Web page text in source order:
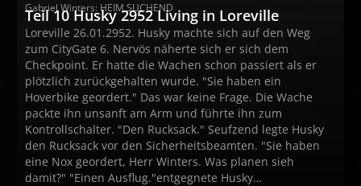
Gabriel Winters: HEIM SUCHEND
Teil 10 Husky 2952 Living in Loreville
Loreville 26.01.2952. Husky machte sich auf den Weg
zum CityGate 6. Nervös näherte sich er sich dem
Checkpoint. Er hatte die Wachen schon passiert als er
plötzlich zurückgehalten wurde. "Sie haben ein
Hoverbike geordert." Das war keine Frage. Die Wache
packte ihn unsanft am Arm und führte ihn zum
Kontrollschalter. "Den Rucksack." Seufzend legte Husky
den Rucksack vor den Sicherheitsbeamten. "Sie haben
eine Nox geordert, Herr Winters. Was planen sieh
damit?" "Einen Ausflug."entgegnete Husky…